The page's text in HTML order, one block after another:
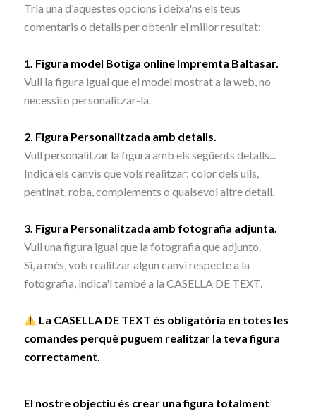
Tria una d'aquestes opcions i deixa'ns els teus
comentaris o detalls per obtenir el millor resultat:
1. Figura model Botiga online Impremta Baltasar.
Vull la figura igual que el model mostrat a la web, no
necessito personalitzar-la.
2. Figura Personalitzada amb detalls.
Vull personalitzar la figura amb els següents detalls...
Indica els canvis que vols realitzar: color dels ulls,
pentinat, roba, complements o qualsevol altre detall.
3. Figura Personalitzada amb fotografia adjunta.
Vull una figura igual que la fotografia que adjunto.
Si, a més, vols realitzar algun canvi respecte a la
fotografia, indica'l també a la CASELLA DE TEXT.
La CASELLA DE TEXT és obligatòria en totes les
comandes perquè puguem realitzar la teva figura
correctament.
El nostre objectiu és crear una figura totalment